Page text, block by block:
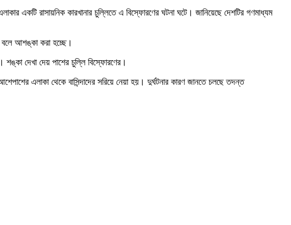
একটি রাসায়নিক কারখানার চুল্লিতে এ বিস্ফোরণের ঘটনা ঘটে। জানিয়েছে দেশটির গণমাধ্যম
আশঙ্কা করা হচ্ছে।
দেখা দেয় পাশের চুল্লি বিস্ফোরণের।
এলাকা থেকে বাসিন্দাদের সরিয়ে নেয়া হয়। দুর্ঘটনার কারণ জানতে চলছে তদন্ত